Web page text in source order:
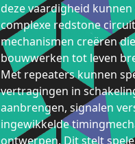
deze vaardigheid
complexe redstone
mechanismen creëren
bouwwerken tot leven
Met repeaters kunnen
vertragingen in
aanbrengen, signalen
ingewikkelde
ontwerpen. Dit stelt